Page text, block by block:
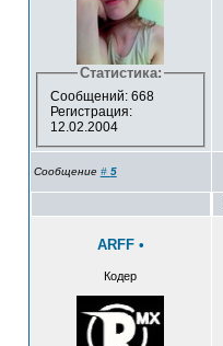
Статистика:
Сообщений: 668
Регистрация:
12.02.2004
Сообщение # 5
ARFF •
Кодер